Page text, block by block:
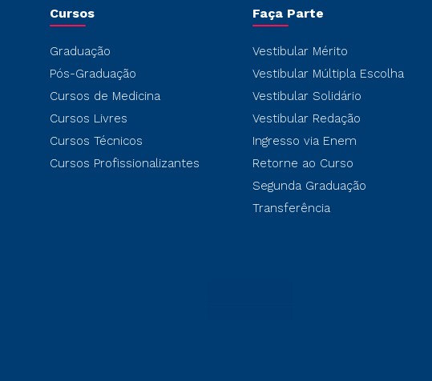
Cursos
Graduação
Pós-Graduação
Cursos de Medicina
Cursos Livres
Cursos Técnicos
Cursos Profissionalizantes
Faça Parte
Vestibular Mérito
Vestibular Múltipla Escolha
Vestibular Solidário
Vestibular Redação
Ingresso via Enem
Retorne ao Curso
Segunda Graduação
Transferência